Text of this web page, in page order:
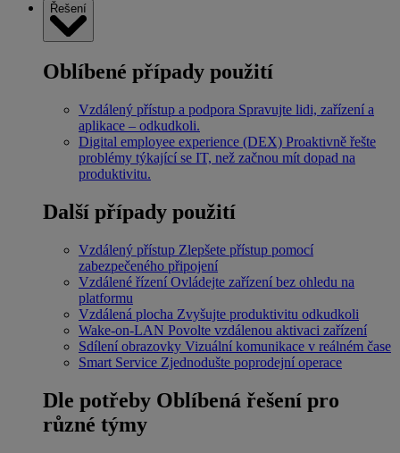
Řešení
Oblíbené případy použití
Vzdálený přístup a podpora Spravujte lidi, zařízení a
aplikace – odkudkoli.
Digital employee experience (DEX) Proaktivně řešte
problémy týkající se IT, než začnou mít dopad na
produktivitu.
Další případy použití
Vzdálený přístup Zlepšete přístup pomocí
zabezpečeného připojení
Vzdálené řízení Ovládejte zařízení bez ohledu na
platformu
Vzdálená plocha Zvyšujte produktivitu odkudkoli
Wake-on-LAN Povolte vzdálenou aktivaci zařízení
Sdílení obrazovky Vizuální komunikace v reálném čase
Smart Service Zjednodušte poprodejní operace
Dle potřeby Oblíbená řešení pro
různé týmy